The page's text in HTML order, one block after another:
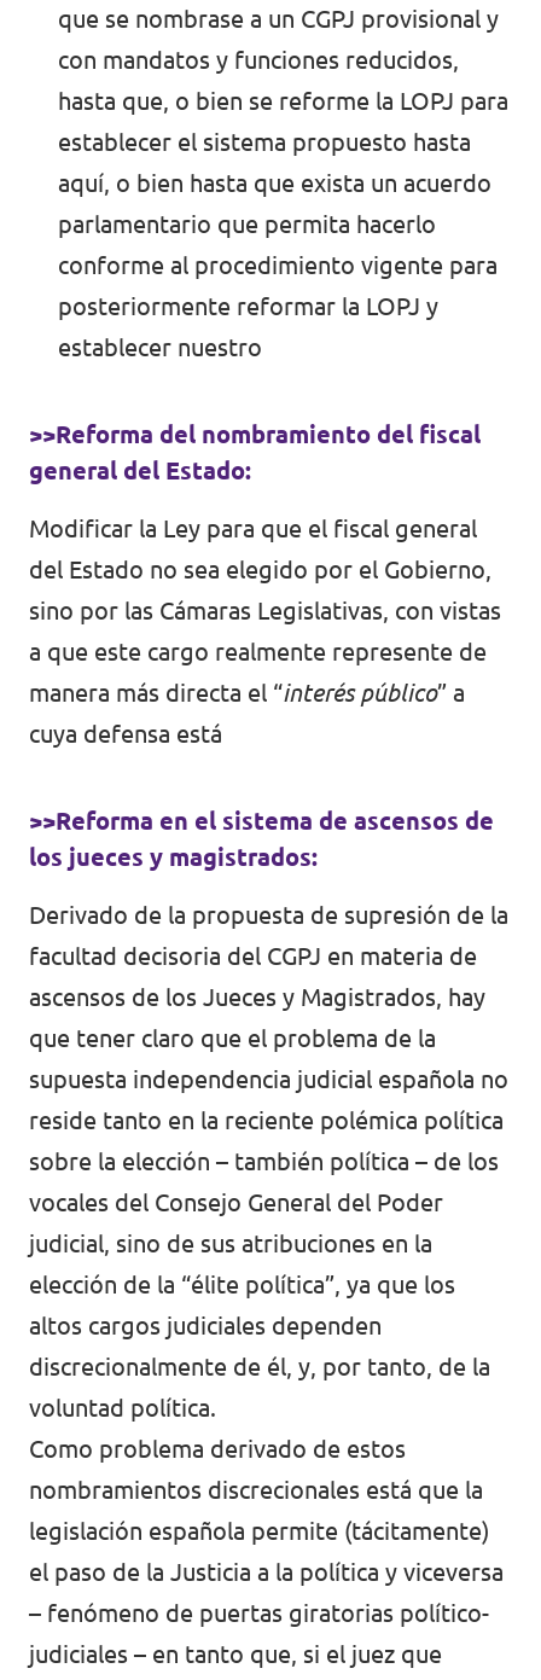
que se nombrase a un CGPJ provisional y
con mandatos y funciones reducidos,
hasta que, o bien se reforme la LOPJ para
establecer el sistema propuesto hasta
aquí, o bien hasta que exista un acuerdo
parlamentario que permita hacerlo
conforme al procedimiento vigente para
posteriormente reformar la LOPJ y
establecer nuestro
>>Reforma del nombramiento del fiscal
general del Estado:
Modificar la Ley para que el fiscal general
del Estado no sea elegido por el Gobierno,
sino por las Cámaras Legislativas, con vistas
a que este cargo realmente represente de
manera más directa el “interés público” a
cuya defensa está
>>Reforma en el sistema de ascensos de
los jueces y magistrados:
Derivado de la propuesta de supresión de la
facultad decisoria del CGPJ en materia de
ascensos de los Jueces y Magistrados, hay
que tener claro que el problema de la
supuesta independencia judicial española no
reside tanto en la reciente polémica política
sobre la elección – también política – de los
vocales del Consejo General del Poder
judicial, sino de sus atribuciones en la
elección de la “élite política”, ya que los
altos cargos judiciales dependen
discrecionalmente de él, y, por tanto, de la
voluntad política.
Como problema derivado de estos
nombramientos discrecionales está que la
legislación española permite (tácitamente)
el paso de la Justicia a la política y viceversa
– fenómeno de puertas giratorias político-
judiciales – en tanto que, si el juez que